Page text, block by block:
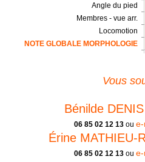
NOTE GLOBALE MORPHOLOGIE
Locomotion
Membres - vue arr.
Angle du pied
Vous
Bénilde
06 85 02 12 13 ou
Érine MATHIEU-
06 85 02 12 13 ou